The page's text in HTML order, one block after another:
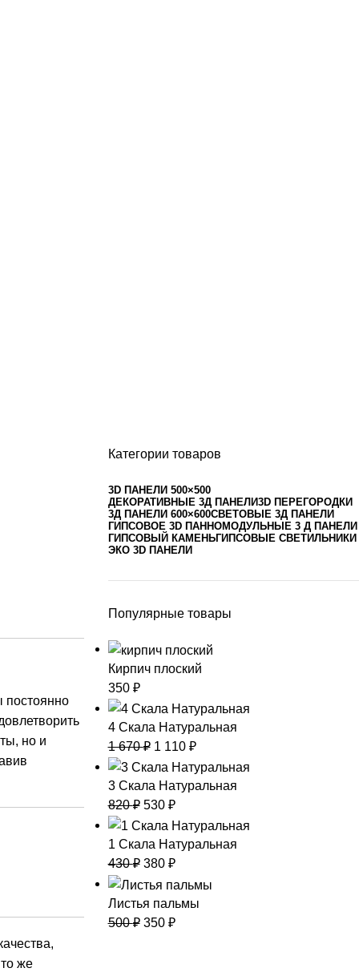
постоянно
но и
же
Категории товаров
3D ПАНЕЛИ 500×500
ДЕКОРАТИВНЫЕ 3Д ПАНЕЛИ3D ПЕРЕГОРОДКИ
3Д ПАНЕЛИ 600×600СВЕТОВЫЕ 3Д ПАНЕЛИ
ГИПСОВОЕ 3D ПАННОМОДУЛЬНЫЕ 3 Д ПАНЕЛИ
ГИПСОВЫЙ КАМЕНЬГИПСОВЫЕ СВЕТИЛЬНИКИ
ЭКО 3D ПАНЕЛИ
Популярные товары
Кирпич плоский
350 ₽
4 Скала Натуральная
1 670₽ 1 110 ₽
3 Скала Натуральная
820₽ 530 ₽
1 Скала Натуральная
430₽ 380 ₽
Листья пальмы
500₽ 350 ₽